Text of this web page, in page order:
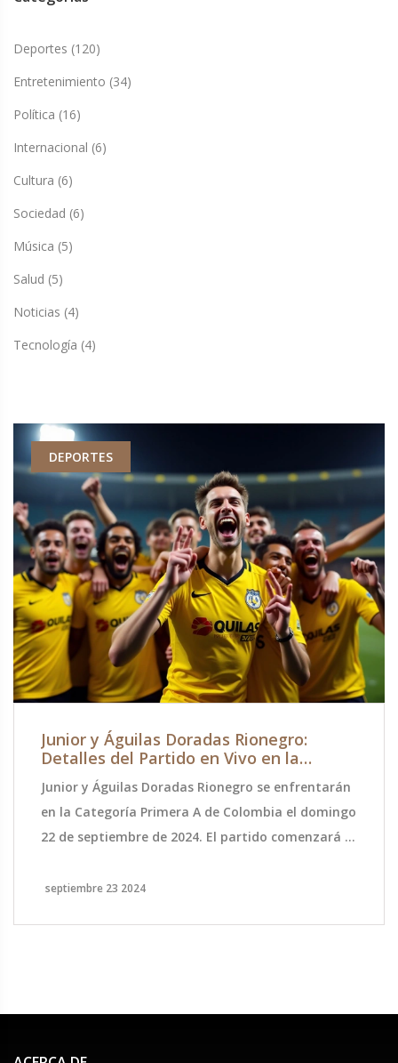
Deportes (120)
Entretenimiento (34)
Política (16)
Internacional (6)
Cultura (6)
Sociedad (6)
Música (5)
Salud (5)
Noticias (4)
Tecnología (4)
DEPORTES
Junior y Águilas Doradas Rionegro:
Detalles del Partido en Vivo en la
Categoría Primera A
Junior y Águilas Doradas Rionegro se enfrentarán
en la Categoría Primera A de Colombia el domingo
22 de septiembre de 2024. El partido comenzará a
Metropolitano Roberto Meléndez de Barranquilla
septiembre 23 2024